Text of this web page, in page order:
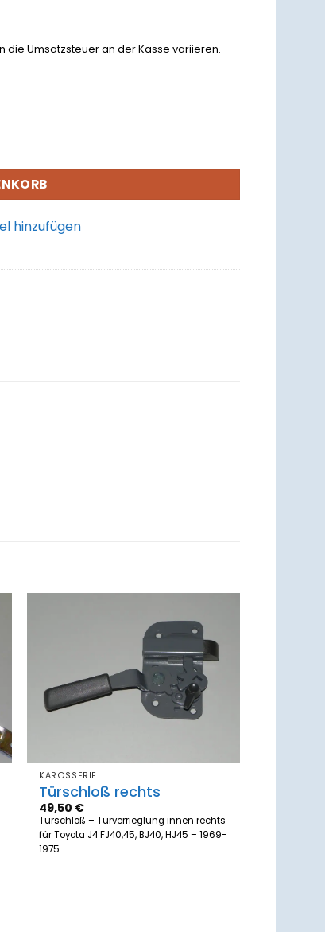
die Umsatzsteuer an der Kasse variieren.
hinzufügen
Zum
Merkzettel
hinzufügen
KAROSSERIE
Türschloß rechts
49,50 €
Türschloß – Türverrieglung innen rechts
für Toyota J4 FJ40,45, BJ40, HJ45 – 1969-
1975